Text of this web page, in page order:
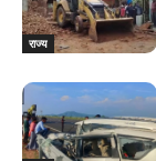
राज्य